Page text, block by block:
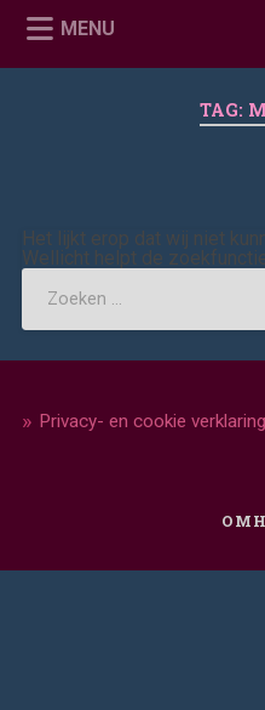
MENU
TAG:
Het lijkt erop dat wij niet
Wellicht helpt de
Privacy- en cookie verklaring